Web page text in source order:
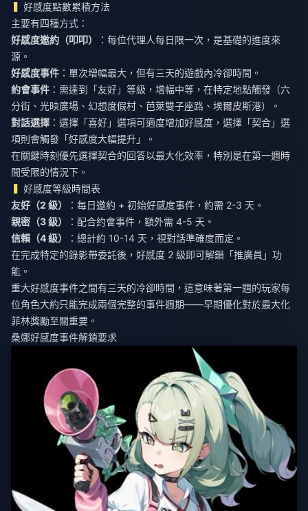
好感度點數累積方法
主要有四種方式：
好感度邀約（叩叩）
：每位代理人每日限一次，是基礎的進度來
源。
好感度事件 ：單次增幅最大，但有三天的遊戲內冷卻時間。
約會事件 ：需達到「友好」等級，增幅中等，在特定地點觸發（六
分街、光映廣場、幻想度假村、芭萊雙子座路、埃爾皮斯港）。
對話選擇 ：選擇「喜好」選項可適度增加好感度，選擇「契合」選
項則會觸發「好感度大幅提升」。
在關鍵時刻優先選擇契合的回答以最大化效率，特別是在第一週時
間受限的情況下。
好感度等級時間表
友好（2 級）
：每日邀約 + 初始好感度事件，約需 2-3 天。
親密（3 級）
：配合約會事件，額外需 4-5 天。
信賴（4 級）
：總計約 10-14 天，視對話準確度而定。
在完成特定的錄影帶委託後，好感度 2 級即可解鎖「推廣員」功
能。
重大好感度事件之間有三天的冷卻時間，這意味著第一週的玩家每
位角色大約只能完成兩個完整的事件週期——早期優化對於最大化
菲林獎勵至關重要。
桑娜好感度事件解鎖要求